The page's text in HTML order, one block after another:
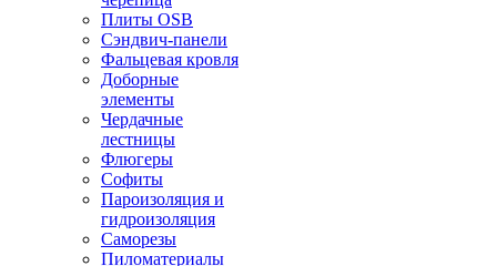
Плиты OSB
Сэндвич-панели
Фальцевая кровля
Доборные
элементы
Чердачные
лестницы
Флюгеры
Софиты
Пароизоляция и
гидроизоляция
Саморезы
Пиломатериалы